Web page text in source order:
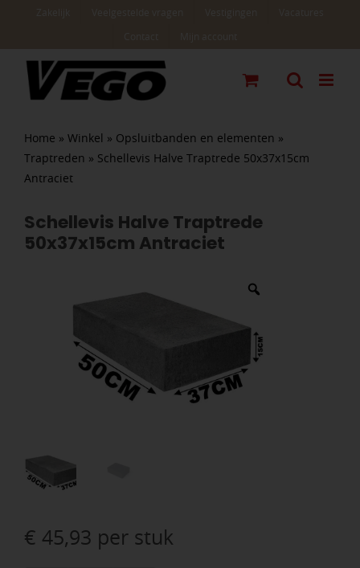
Home » Winkel » Opsluitbanden en elementen »
Traptreden » Schellevis Halve Traptrede 50x37x15cm
Antraciet
Schellevis Halve Traptrede
50x37x15cm Antraciet
€ 45,93 per stuk